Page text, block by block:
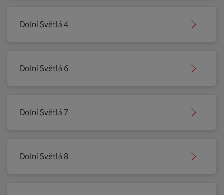
Dolní Světlá 4
Dolní Světlá 6
Dolní Světlá 7
Dolní Světlá 8